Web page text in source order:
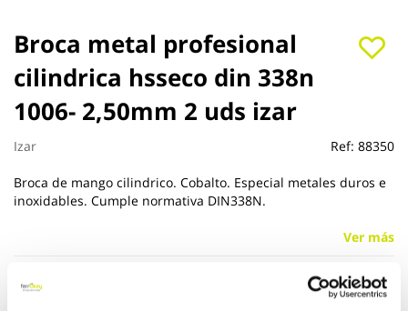
Broca metal profesional
cilindrica hsseco din 338n
1006- 2,50mm 2 uds izar
Izar Ref: 88350
Broca de mango cilindrico. Cobalto. Especial metales duros e
inoxidables. Cumple normativa DIN338N.
Ver más
3,81 €
Saltar
al
comienzo
de
la
galería
de